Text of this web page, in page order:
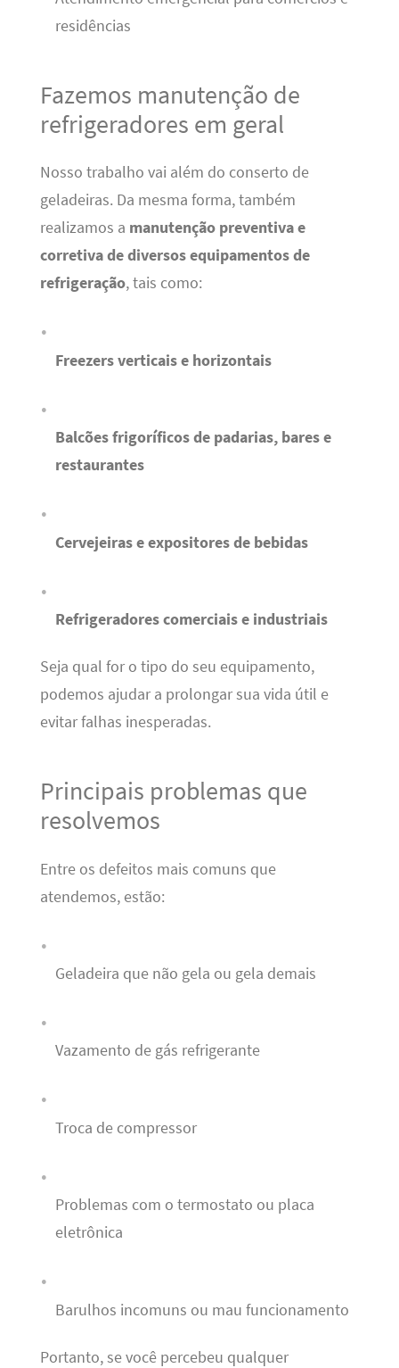
residências
Fazemos manutenção de
refrigeradores em geral
Nosso trabalho vai além do conserto de
geladeiras. Da mesma forma, também
realizamos a manutenção preventiva e
corretiva de diversos equipamentos de
refrigeração, tais como:
Freezers verticais e horizontais
Balcões frigoríficos de padarias, bares e
restaurantes
Cervejeiras e expositores de bebidas
Refrigeradores comerciais e industriais
Seja qual for o tipo do seu equipamento,
podemos ajudar a prolongar sua vida útil e
evitar falhas inesperadas.
Principais problemas que
resolvemos
Entre os defeitos mais comuns que
atendemos, estão:
Geladeira que não gela ou gela demais
Vazamento de gás refrigerante
Troca de compressor
Problemas com o termostato ou placa
eletrônica
Barulhos incomuns ou mau funcionamento
Portanto, se você percebeu qualquer